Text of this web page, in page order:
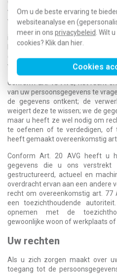
Om u de beste ervaring te
websiteanalyse en
meer in ons privacybeleid. Wilt
cookies? Klik dan hier.
Cookies
Conform art. 17 AVG heeft u
verwijdering van uw bij ons
verdere verwerking het recht op
informatie uit te oefenen; een
komen; om redenen van
gelden, het uitoefenen of het
vereist;
Conform art. 18 AVG, het recht
van uw persoonsgegevens te
de gegevens ontkent; de
weigert deze te wissen; we de
maar u heeft ze wel nodig om
te oefenen of te verdedigen, of
heeft gemaakt overeenkomstig
Conform Art. 20 AVG heeft u
gegevens die u ons
gestructureerd, actueel en
overdracht ervan aan een andere
recht om overeenkomstig art. 77
een toezichthoudende
opnemen met de
gewoonlijke woon of werkplaats
Uw rechten
Als u zich zorgen maakt over
toegang tot de